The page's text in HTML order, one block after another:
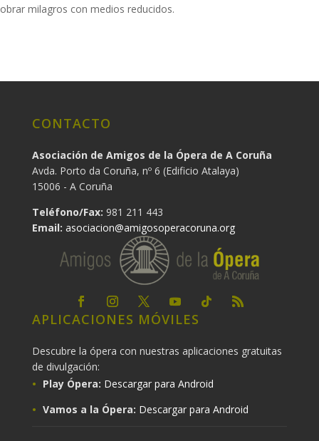
obrar milagros con medios reducidos.
CONTACTO
Asociación de Amigos de la Ópera de A Coruña
Avda. Porto da Coruña, nº 6 (Edificio Atalaya)
15006 - A Coruña
Teléfono/Fax: 981 211 443
Email: asociacion@amigosoperacoruna.org
APLICACIONES MÓVILES
Descubre la ópera con nuestras aplicaciones gratuitas
de divulgación:
Play Ópera: Descargar para Android
Vamos a la Ópera: Descargar para Android